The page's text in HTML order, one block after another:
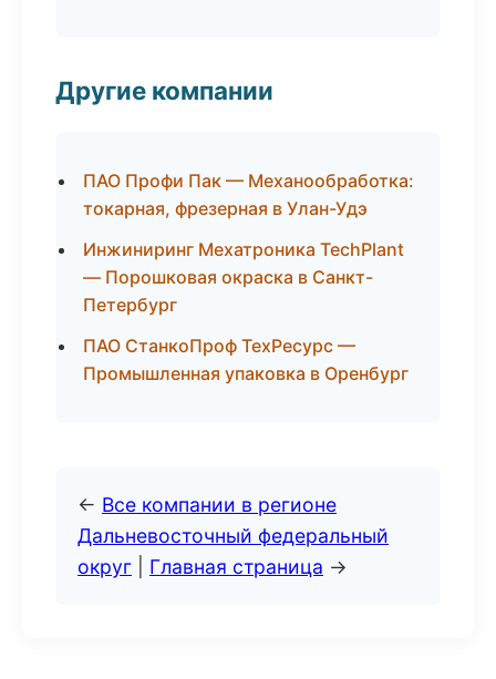
Другие компании
ПАО Профи Пак — Механообработка:
токарная, фрезерная в Улан-Удэ
Инжиниринг Мехатроника TechPlant
— Порошковая окраска в Санкт-
Петербург
ПАО СтанкоПроф ТехРесурс —
Промышленная упаковка в Оренбург
← Все компании в регионе
Дальневосточный федеральный
округ
Главная страница →